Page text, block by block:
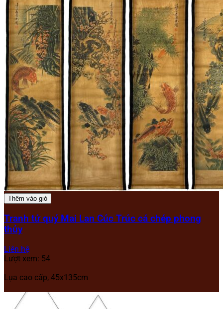
Thêm vào giỏ
Tranh tứ quý Mai Lan Cúc Trúc cá chép phong
thủy
Liên hệ
Lượt xem: 54
Lụa cao cấp, 45x135cm